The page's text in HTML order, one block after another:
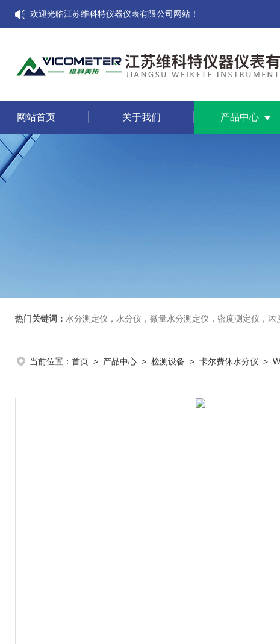
欢迎光临江苏维科特仪器仪表有限公司网站！
网站首页 关于我们 产品中心
热门关键词： 水分测定仪，水分仪，微量水分测定仪，密度测定仪，浓
当前位置： 首页 > 产品中心 > 检测设备 > 卡尔费休水分仪 >